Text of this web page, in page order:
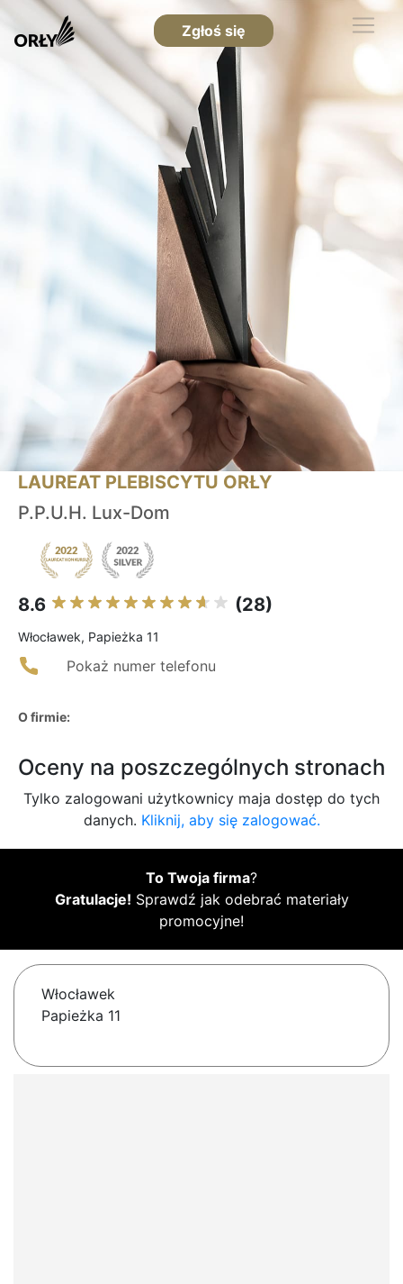
Zgłoś się
LAUREAT PLEBISCYTU ORŁY
P.P.U.H. Lux-Dom
8.6 (28)
Włocławek, Papieżka 11
Pokaż numer telefonu
O firmie:
Oceny na poszczególnych stronach
Tylko zalogowani użytkownicy maja dostęp do tych
danych. Kliknij, aby się zalogować.
To Twoja firma?
Gratulacje! Sprawdź jak odebrać materiały
promocyjne!
Włocławek
Papieżka 11